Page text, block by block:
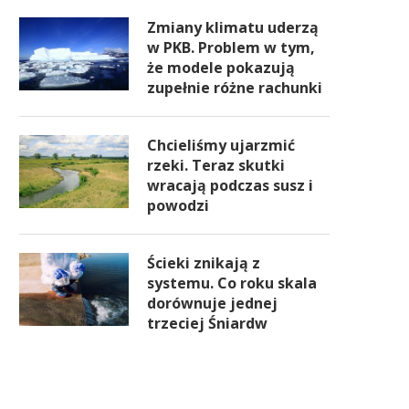
Zmiany klimatu uderzą
w PKB. Problem w tym,
że modele pokazują
zupełnie różne rachunki
Chcieliśmy ujarzmić
rzeki. Teraz skutki
wracają podczas susz i
powodzi
Ścieki znikają z
systemu. Co roku skala
dorównuje jednej
trzeciej Śniardw